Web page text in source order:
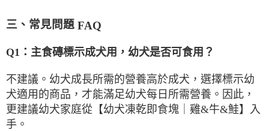
三、常見問題 FAQ
Q1 ：主食磚標示成犬用，幼犬是否可食用？
不建議。幼犬成長所需的營養高於成犬，選擇標示幼
犬適用的商品，才能滿足幼犬每日所需營養。因此，
更建議幼犬家庭從【幼犬凍乾即食塊｜雞&牛&鮭】入
手。